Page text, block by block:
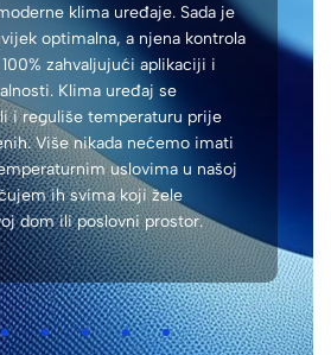
klima uređaje. Sada je
optimalna, a njena kontrola
zahvaljujući aplikaciji i
Klima uređaj se
i reguliše temperaturu prije
Više nikada nećemo imati
uslovima u našoj
ih svima koji žele
dom ili poslovni prostor.